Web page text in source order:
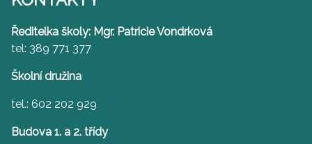
Ředitelka školy: Mgr. Patricie Vondrková
tel: 389 771 377
Školní družina
tel.: 602 202 929
Budova 1. a 2. třídy